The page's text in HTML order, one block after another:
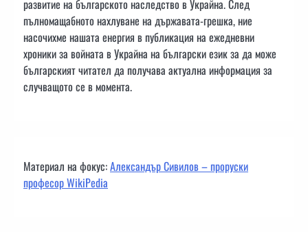
развитие на българското наследство в Украйна. След
пълномащабното нахлуване на държавата-грешка, ние
насочихме нашата енергия в публикация на ежедневни
хроники за войната в Украйна на български език за да може
българският читател да получава актуална информация за
случващото се в момента.
Материал на фокус:Александър Сивилов – проруски
професор WikiPedia